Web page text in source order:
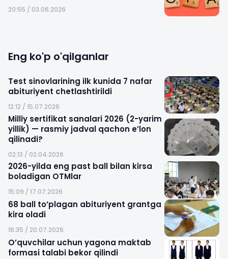
20:55 / 03.06.2026
Eng ko'p o'qilganlar
Test sinovlarining ilk kunida 7 nafar
abituriyent chetlashtirildi
12:12 / 15.07.2026
Milliy sertifikat sanalari 2026 (2-yarim
yillik) — rasmiy jadval qachon e’lon
qilinadi?
02:13 / 02.04.2026
2026-yilda eng past ball bilan kirsa
boladigan OTMlar
15:09 / 17.07.2026
68 ball to’plagan abituriyent grantga
kira oladi
16:35 / 20.07.2026
O’quvchilar uchun yagona maktab
formasi talabi bekor qilindi